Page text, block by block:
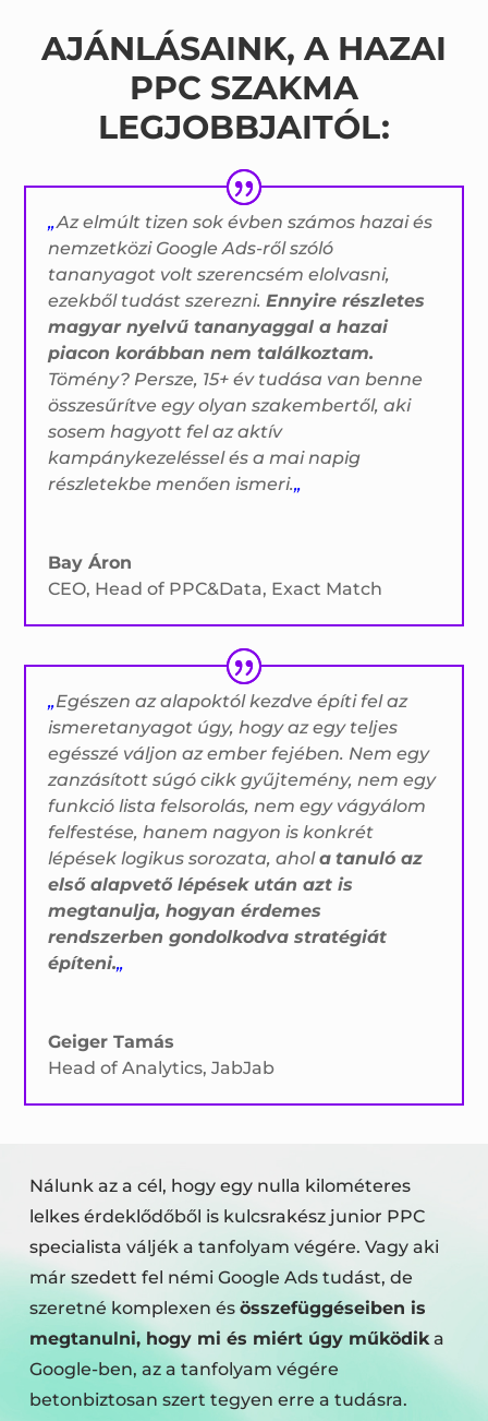
AJÁNLÁSAINK, A HAZAI
PPC SZAKMA
LEGJOBBJAITÓL:
„Az elmúlt tizen sok évben számos hazai és
nemzetközi Google Ads-ről szóló
tananyagot volt szerencsém elolvasni,
ezekből tudást szerezni.Ennyire részletes
magyar nyelvű tananyaggal a hazai
piacon korábban nem találkoztam.
Tömény? Persze, 15+ év tudása van benne
összesűrítve egy olyan szakembertől, aki
sosem hagyott fel az aktív
kampánykezeléssel és a mai napig
részletekbe menően ismeri.„
Bay Áron
CEO, Head of PPC&Data, Exact Match
„Egészen az alapoktól kezdve építi fel az
ismeretanyagot úgy, hogy az egy teljes
egésszé váljon az ember fejében. Nem egy
zanzásított súgó cikk gyűjtemény, nem egy
funkció lista felsorolás, nem egy vágyálom
felfestése, hanem nagyon is konkrét
lépések logikus sorozata, ahola tanuló az
első alapvető lépések után azt is
megtanulja, hogyan érdemes
rendszerben gondolkodva stratégiát
építeni.„
Geiger Tamás
Head of Analytics, JabJab
Nálunk az a cél, hogy egy nulla kilométeres
lelkes érdeklődőből is kulcsrakész junior PPC
specialista váljék a tanfolyam végére. Vagy aki
már szedett fel némi Google Ads tudást, de
szeretné komplexen és összefüggéseiben is
megtanulni, hogy mi és miért úgy működika
Google-ben, az a tanfolyam végére
betonbiztosan szert tegyen erre a tudásra.